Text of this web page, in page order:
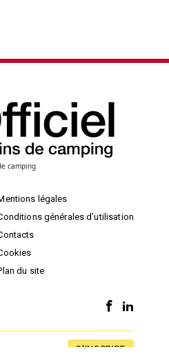
camping
légales
générales d’utilisation
du site
S'INSCRIRE